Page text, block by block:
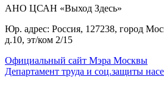
АНО ЦСАН «Выход Здесь»
Юр. адрес: Россия, 127238, город
д.10, эт/ком 2/15
Официальный сайт Мэра Москвы
Департамент труда и соц.защиты